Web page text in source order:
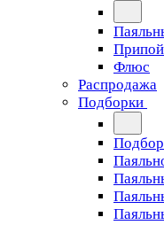
Припой
Флюс
Распродажа
Подборки